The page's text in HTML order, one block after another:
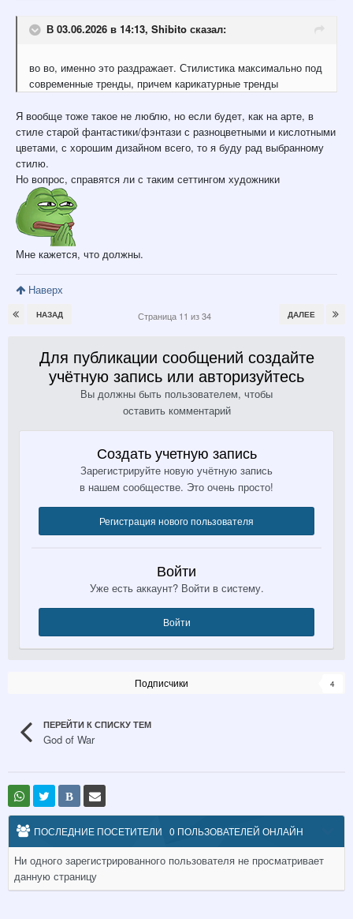
В 03.06.2026 в 14:13, Shibito сказал:
во во, именно это раздражает. Стилистика максимально под
современные тренды, причем карикатурные тренды
Я вообще тоже такое не люблю, но если будет, как на арте, в
стиле старой фантастики/фэнтази с разноцветными и кислотными
цветами, с хорошим дизайном всего, то я буду рад выбранному
стилю.
Но вопрос, справятся ли с таким сеттингом художники
Мне кажется, что должны.
Наверх
НАЗАД ДАЛЕЕ
Страница 11 из 34
Для публикации сообщений создайте
учётную запись или авторизуйтесь
Вы должны быть пользователем, чтобы
оставить комментарий
Создать учетную запись
Зарегистрируйте новую учётную запись
в нашем сообществе. Это очень просто!
Регистрация нового пользователя
Войти
Уже есть аккаунт? Войти в систему.
Войти
Подписчики 4
ПЕРЕЙТИ К СПИСКУ ТЕМ
God of War
В
ПОСЛЕДНИЕ ПОСЕТИТЕЛИ 0 ПОЛЬЗОВАТЕЛЕЙ ОНЛАЙН
Ни одного зарегистрированного пользователя не просматривает
данную страницу